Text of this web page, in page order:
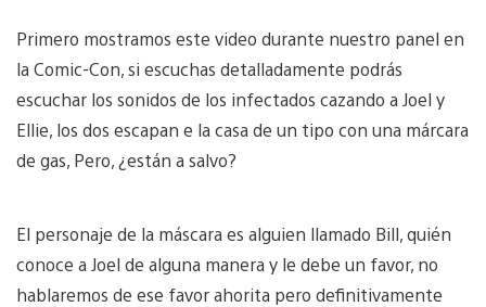
Primero mostramos este video durante nuestro panel en
la Comic-Con, si escuchas detalladamente podrás
escuchar los sonidos de los infectados cazando a Joel y
Ellie, los dos escapan e la casa de un tipo con una márcara
de gas, Pero, ¿están a salvo?
El personaje de la máscara es alguien llamado Bill, quién
conoce a Joel de alguna manera y le debe un favor, no
hablaremos de ese favor ahorita pero definitivamente